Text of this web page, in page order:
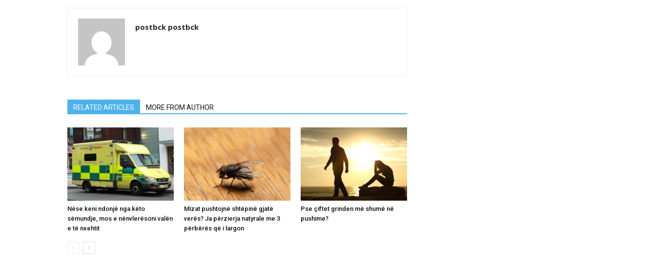
postbck postbck
RELATED ARTICLES MORE FROM AUTHOR
Nëse keni ndonjë nga këto
sëmundje, mos e nënvlerësoni valën
e të nxehtit
Mizat pushtojnë shtëpinë gjatë
verës? Ja përzierja natyrale me 3
përbërës që i largon
Pse çiftet grinden më shumë në
pushime?